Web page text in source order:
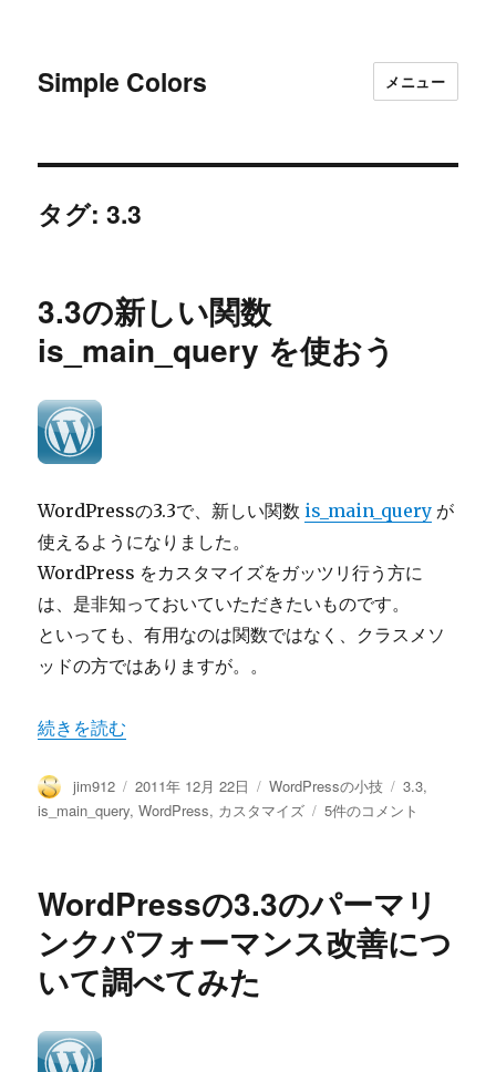
Simple Colors メニュー
タグ:3.3
3.3の新しい関数
is_main_query を使おう
WordPressの3.3で、新しい関数 is_main_query が
使えるようになりました。
WordPress をカスタマイズをガッツリ行う方に
は、是非知っておいていただきたいものです。
といっても、有用なのは関数ではなく、クラスメソ
ッドの方ではありますが。。
“3.3の新しい関数 is_main_query を使おう” の
続きを読む
投
稿
jim912
投
稿
2011年 12月 22日
カ
テ
WordPressの小技
タ
グ
3.3,
is_main_query,WordPress, カスタマイズ
3.3
い
数
5件のコメント
WordPressの3.3のパーマリ
ンクパフォーマンス改善につ
いて調べてみた